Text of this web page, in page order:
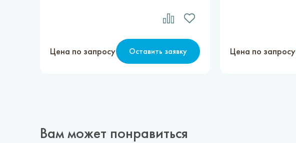
Цена по запросу Оставить заявку Цена по запросу
Вам может понравиться